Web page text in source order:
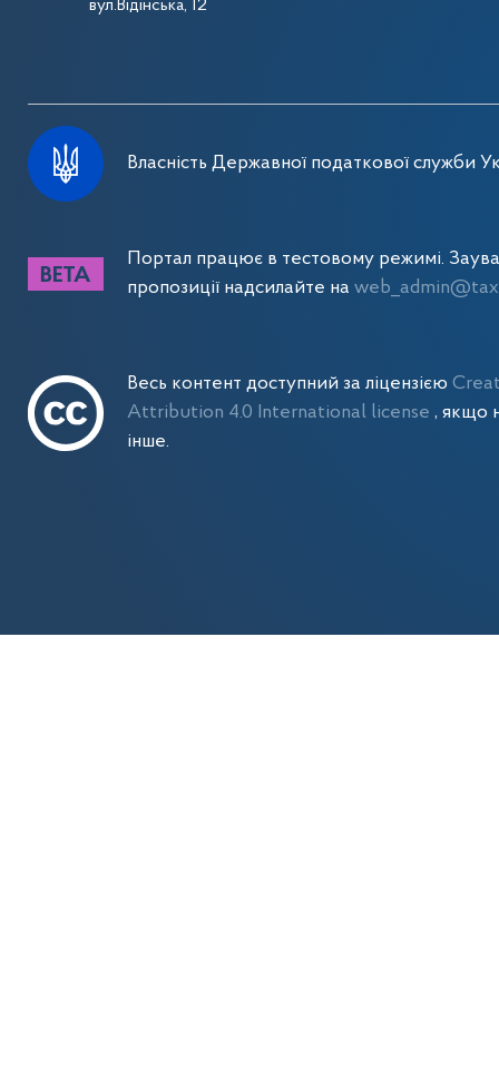
вул.Відінська, 12
Власність Державної податкової служби
Портал працює в тестовому режимі.
пропозиції надсилайте на
Весь контент доступний за ліцензією
Attribution 4.0 International license, якщо
інше.